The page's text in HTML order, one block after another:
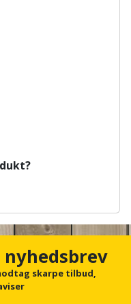
skarpe tilbud,